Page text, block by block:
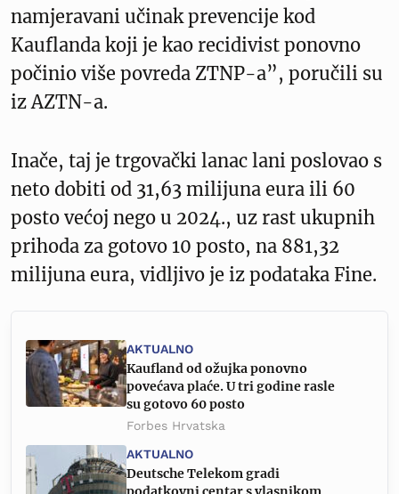
namjeravani učinak prevencije kod
Kauflanda koji je kao recidivist ponovno
počinio više povreda ZTNP-a”, poručili su
iz AZTN-a.
Inače, taj je trgovački lanac lani poslovao s
neto dobiti od 31,63 milijuna eura ili 60
posto većoj nego u 2024., uz rast ukupnih
prihoda za gotovo 10 posto, na 881,32
milijuna eura, vidljivo je iz podataka Fine.
AKTUALNO
Kaufland od ožujka ponovno
povećava plaće. U tri godine rasle
su gotovo 60 posto
Forbes Hrvatska
AKTUALNO
Deutsche Telekom gradi